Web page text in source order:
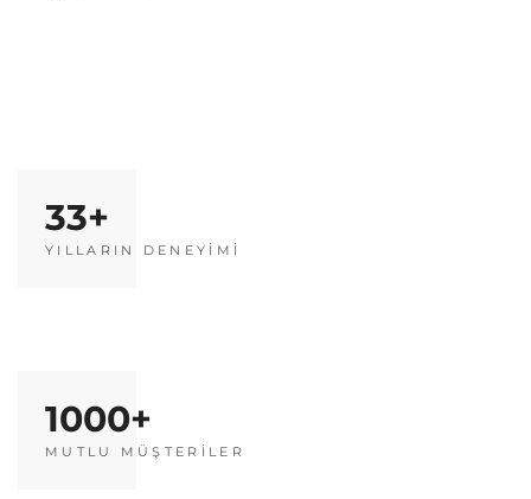
33
YILLARIN DENEYİMİ
1000
MUTLU MÜŞTERİLER